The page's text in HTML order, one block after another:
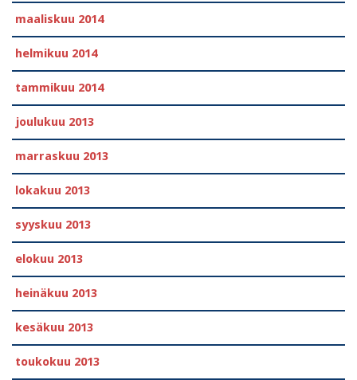
maaliskuu 2014
helmikuu 2014
tammikuu 2014
joulukuu 2013
marraskuu 2013
lokakuu 2013
syyskuu 2013
elokuu 2013
heinäkuu 2013
kesäkuu 2013
toukokuu 2013